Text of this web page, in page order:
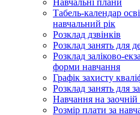
Табель-календар
навчальний рік
Розклад дзвінків
Розклад занять для
Розклад заліково-
форми навчання
Графік захисту
Розклад занять для
Навчання на заочній
Розмір плати за